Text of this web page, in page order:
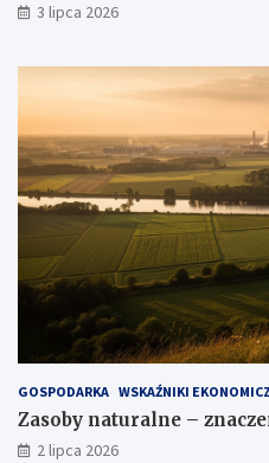
3 lipca 2026
GOSPODARKA WSKAŹNIKI
Zasoby naturalne –
2 lipca 2026